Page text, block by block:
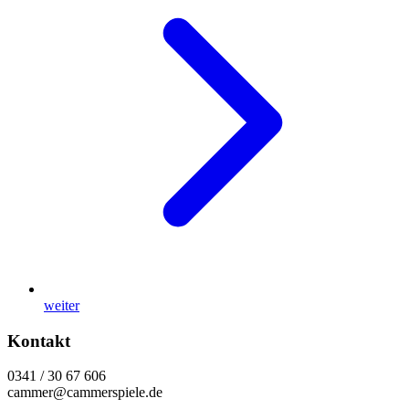
weiter
Kontakt
0341 / 30 67 606
cammer@cammerspiele.de